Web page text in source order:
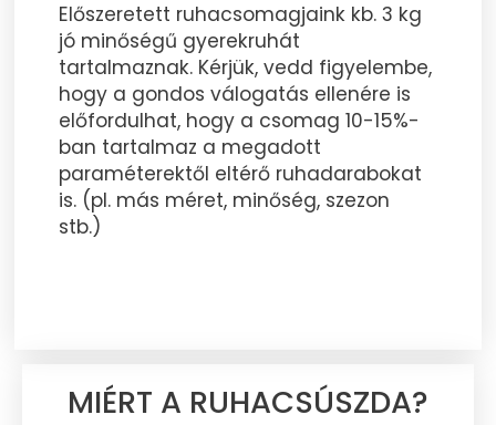
Előszeretett ruhacsomagjaink kb. 3 kg
jó minőségű gyerekruhát
tartalmaznak. Kérjük, vedd figyelembe,
hogy a gondos válogatás ellenére is
előfordulhat, hogy a csomag 10-15%-
ban tartalmaz a megadott
paraméterektől eltérő ruhadarabokat
is. (pl. más méret, minőség, szezon
stb.)
MIÉRT A RUHACSÚSZDA?